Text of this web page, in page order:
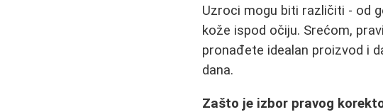
Uzroci mogu biti različiti - od
kože ispod očiju. Srećom, pravi
pronađete idealan proizvod i
dana.
Zašto je izbor pravog